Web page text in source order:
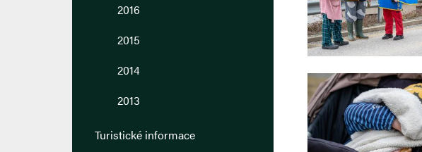
2016
2015
2014
2013
Turistické informace